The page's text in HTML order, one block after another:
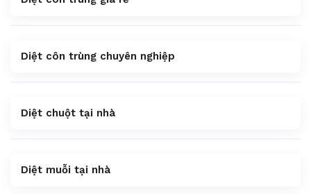
Diệt côn trùng chuyên nghiệp
Diệt chuột tại nhà
Diệt muỗi tại nhà